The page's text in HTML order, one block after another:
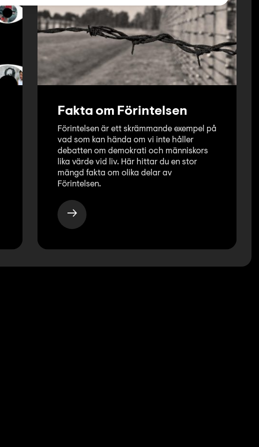
Fakta om Förintelsen
Förintelsen är ett skrämmande exempel på
vad som kan hända om vi inte håller
debatten om demokrati och människors
lika värde vid liv. Här hittar du en stor
mängd fakta om olika delar av
Förintelsen.